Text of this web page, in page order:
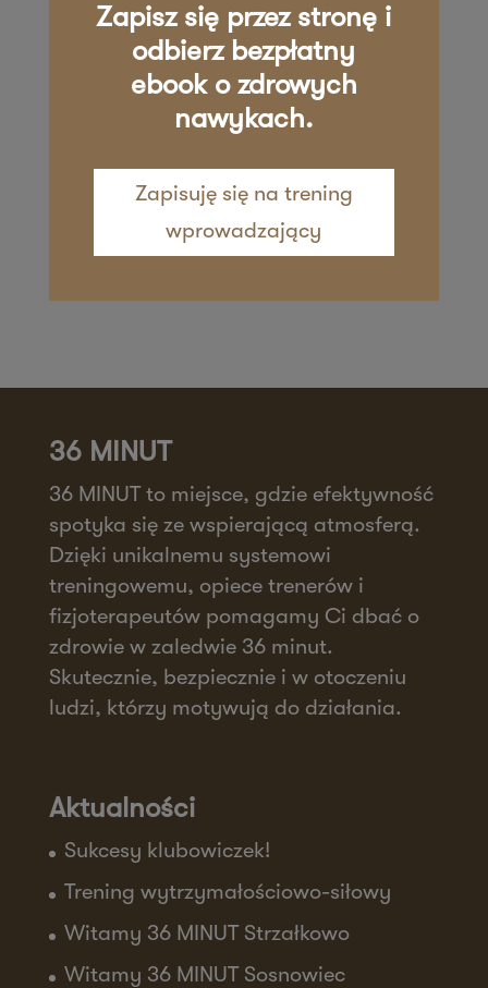
Zapisz mnie
36 MINUT Żywiec
ul. Kościuszki 29
34-200 Żywiec
Zapisz się przez stronę i
odbierz bezpłatny
ebook o zdrowych
nawykach.
Zapisuję się na trening
wprowadzający
36 MINUT
36 MINUT to miejsce, gdzie efektywność
spotyka się ze wspierającą atmosferą.
Dzięki unikalnemu systemowi
treningowemu, opiece trenerów i
fizjoterapeutów pomagamy Ci dbać o
zdrowie w zaledwie 36 minut.
Skutecznie, bezpiecznie i w otoczeniu
ludzi, którzy motywują do działania.
Aktualności
Sukcesy klubowiczek!
Trening wytrzymałościowo-siłowy
Witamy 36 MINUT Strzałkowo
Witamy 36 MINUT Sosnowiec